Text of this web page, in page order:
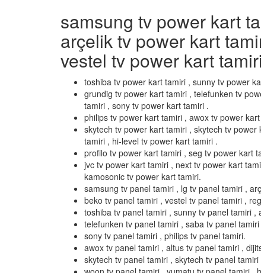
samsung tv power kart
arçelik tv power kart
vestel tv power kart
toshiba tv power kart tamiri , sunny tv power
grundig tv power kart tamiri , telefunken tv
tamiri , sony tv power kart tamiri .
philips tv power kart tamiri , awox tv power
skytech tv power kart tamiri , skytech tv
tamiri , hi-level tv power kart tamiri .
profilo tv power kart tamiri , seg tv power kart
jvc tv power kart tamiri , next tv power kart
kamosonic tv power kart tamiri.
samsung tv panel tamiri , lg tv panel tamiri ,
beko tv panel tamiri , vestel tv panel tamiri ,
toshiba tv panel tamiri , sunny tv panel tamiri
telefunken tv panel tamiri , saba tv panel
sony tv panel tamiri , philips tv panel tamiri.
awox tv panel tamiri , altus tv panel tamiri ,
skytech tv panel tamiri , skytech tv panel tamiri